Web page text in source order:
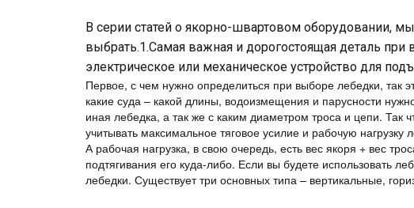
В серии статей о якорно-швартовом оборудовании,
выбрать.1.Самая важная и дорогостоящая деталь
электрическое или механическое устройство для
Первое, с чем нужно определиться при выборе лебедки,
какие суда – какой длины, водоизмещения и парусности
иная лебедка, а так же с каким диаметром троса и цепи.
учитывать максимальное тяговое усилие и рабочую
А рабочая нагрузка, в свою очередь, есть вес якоря + вес
подтягивания его куда-либо. Если вы будете использовать
лебедки. Существует три основных типа – вертикальные,